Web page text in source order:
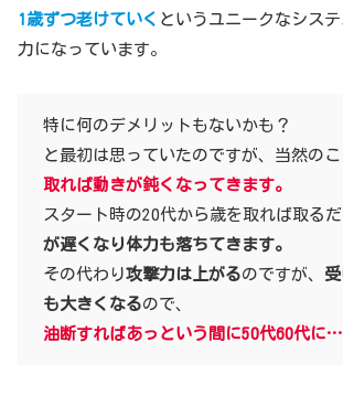
1歳ずつ老けていく というユニークなシス
力になっています。
特に何のデメリットもないかも？
と最初は思っていたのですが、当然の
取れば動きが鈍くなってきます。
スタート時の20代から歳を取れば取るだ
が遅くなり体力も落ちてきます。
その代わり攻撃力は上がるのですが、
も大きくなるので、
油断すればあっという間に50代60代に…